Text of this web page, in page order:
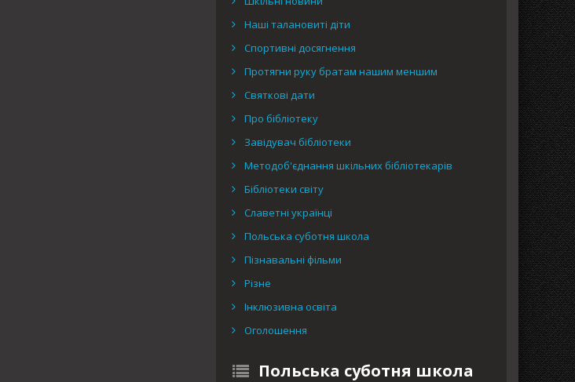
Наші талановиті діти
Спортивні досягнення
Протягни руку братам нашим меншим
Святкові дати
Про бібліотеку
Завідувач бібліотеки
Методоб'єднання шкільних бібліотекарів
Бібліотеки світу
Славетні українці
Польська суботня школа
Пізнавальні фільми
Різне
Інклюзивна освіта
Оголошення
Польська суботня школа